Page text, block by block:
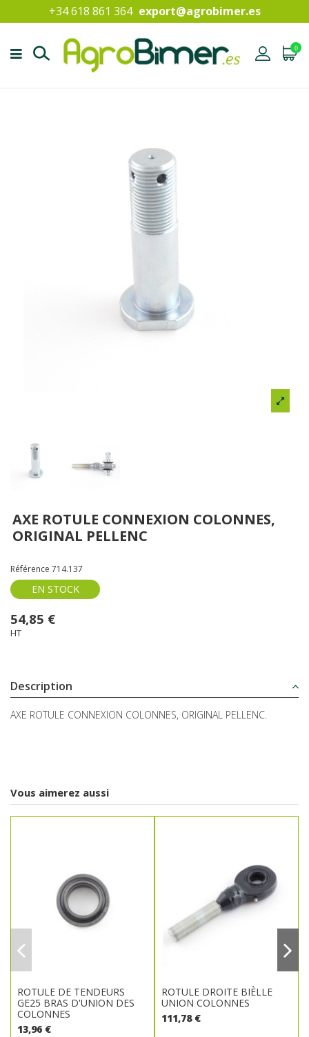
+34 618 861 364 export@agrobimer.es
0
AXE ROTULE CONNEXION COLONNES,
ORIGINAL PELLENC
Référence 714.137
EN STOCK
54,85 €
HT
Description
AXE ROTULE CONNEXION COLONNES, ORIGINAL PELLENC.
Vous aimerez aussi
ROTULE DE TENDEURS
GE25 BRAS D'UNION DES
COLONNES
13,96 €
ROTULE DROITE BIÈLLE
UNION COLONNES
111,78 €